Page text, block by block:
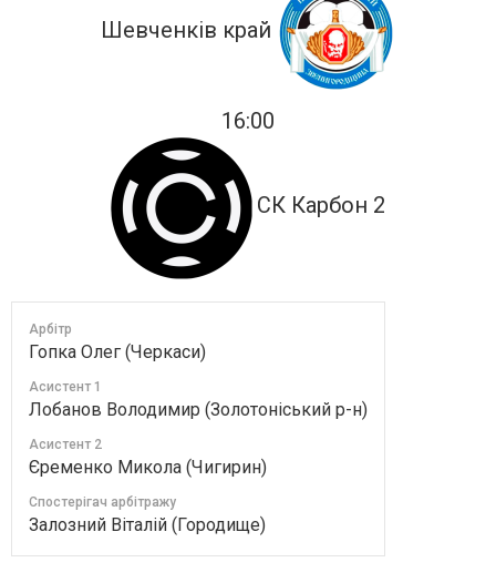
Шевченків край
16:00
СК Карбон 2
Арбітр
Гопка Олег (Черкаси)
Асистент 1
Лобанов Володимир (Золотоніський р-н)
Асистент 2
Єременко Микола (Чигирин)
Спостерігач арбітражу
Залозний Віталій (Городище)